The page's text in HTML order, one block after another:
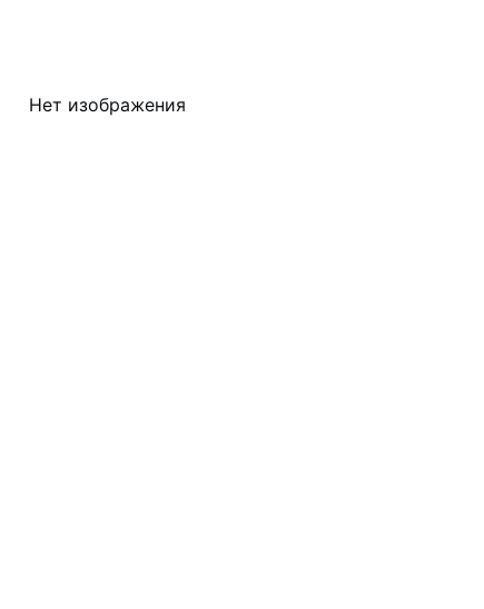
Нет изображения